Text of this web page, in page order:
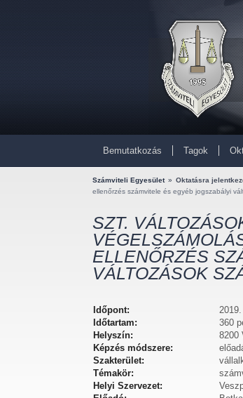
Bemutatkozás Tagok
Számviteli Egyesület » Oktatásra
ellenőrzés számvitele és egyéb jogszabályi
SZT.
ELLENŐRZÉS
VÁLTOZÁSOK
Időpont:
Időtartam:
360
Helyszín:
8200
Képzés módszere:
Szakterület:
Témakör:
Helyi Szervezet: